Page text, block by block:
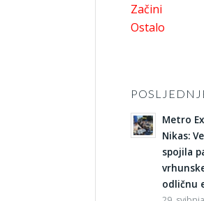
Začini
Ostalo
Metro
Nikas:
spojila
odličnu